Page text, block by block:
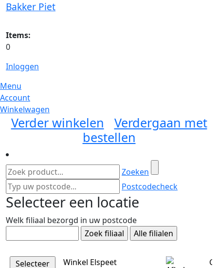
Bakker Piet
Items:
0
Inloggen
Menu
Account
Winkelwagen
Verder winkelen
Verdergaan met
bestellen
Zoeken
Postcodecheck
Selecteer een locatie
Welk filiaal bezorgd in uw postcode
Winkel Elspeet